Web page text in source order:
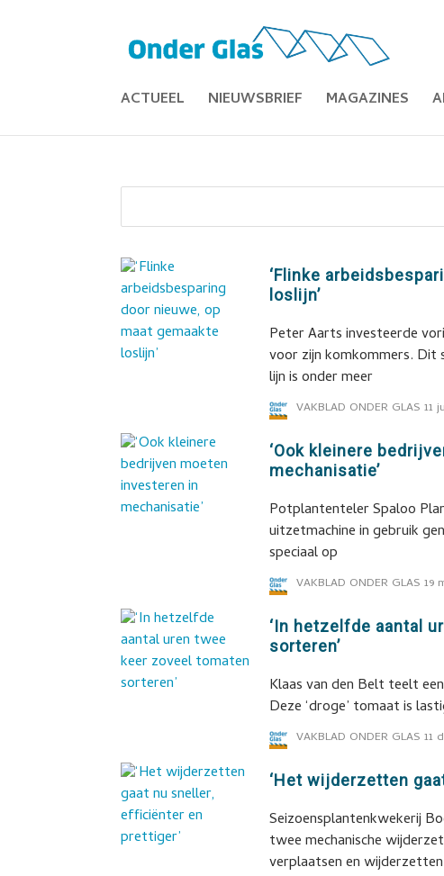
ACTUEEL NIEUWSBRIEF MAGAZINES
‘Flinke
loslijn’
Peter Aarts investeerde
voor zijn komkommers. Dit
lijn is onder meer
VAKBLAD ONDER GLAS 11
‘Ook kleinere
mechanisatie’
Potplantenteler Spaloo
uitzetmachine in gebruik
speciaal op
VAKBLAD ONDER GLAS 19
‘In hetzelfde aantal
sorteren’
Klaas van den Belt teelt
Deze ‘droge’ tomaat is
VAKBLAD ONDER GLAS 11
‘Het wijderzetten
Seizoensplantenkwekerij
twee mechanische
verplaatsen en